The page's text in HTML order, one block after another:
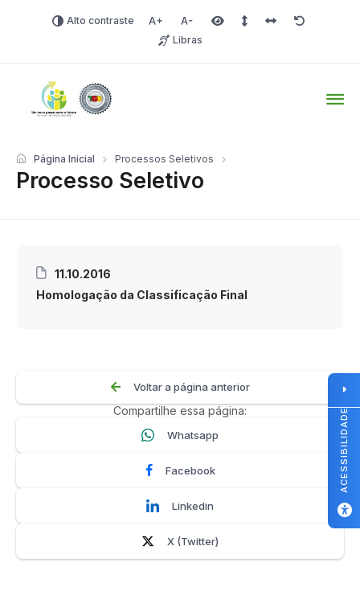
Alto contraste Aumentar fonte
Diminuir fonteÁrea selecionada
Espaçamento de linha
Espaço dos
Redefinir
Libras
Processo Seletivo
Página Inicial Processos Seletivos
11.10.2016
Homologação da Classificação Final
Voltar a página anterior
Compartilhe essa página:
Whatsapp
Facebook
Linkedin
X (Twitter)
ACESSIBILIDADE